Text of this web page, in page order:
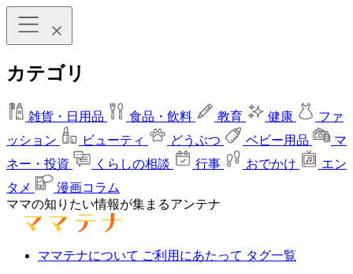
カテゴリ
雑貨・日用品 食品・飲料 教育 健康
ファ
ッション
ビューティ どうぶつ ベビー用品
マ
ネー・投資
くらしの相談 行事 おでかけ
エン
タメ
漫画コラム
ママの知りたい情報が集まるアンテナ
ママテナについて ご利用にあたって タグ一覧